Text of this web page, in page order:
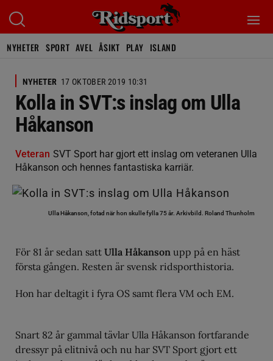
NYHETER SPORT AVEL ÅSIKT PLAY ISLAND
NYHETER 17 OKTOBER 2019 10:31
Kolla in SVT:s inslag om Ulla
Håkanson
Veteran SVT Sport har gjort ett inslag om veteranen Ulla
Håkanson och hennes fantastiska karriär.
Ulla Håkanson, fotad när hon skulle fylla 75 år. Arkivbild. Roland Thunholm
För 81 år sedan satt Ulla Håkanson upp på en häst
första gången. Resten är svensk ridsporthistoria.
Hon har deltagit i fyra OS samt flera VM och EM.
Snart 82 år gammal tävlar Ulla Håkanson fortfarande
dressyr på elitnivå och nu har SVT Sport gjort ett